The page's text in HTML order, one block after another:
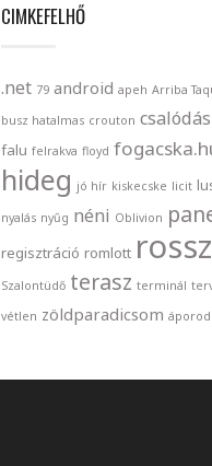
CIMKEFELHŐ
.net 79 android apeh Arriba
busz hatalmas crouton csalódás
falu felrakva floyd
hideg jó hír kiskecske licit
nyalás nyűg néni Oblivion
regisztráció romlott rossz
Szalontüdő terasz terminál
vétlen zöldparadicsom